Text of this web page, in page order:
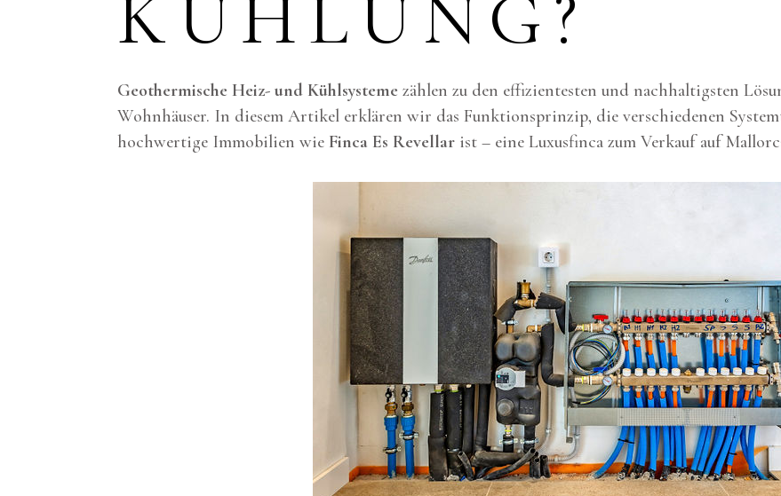
KÜHLUNG?
Geothermische Heiz- und Kühlsysteme zählen zu den effizientesten und nachhaltigsten
Wohnhäuser. In diesem Artikel erklären wir das Funktionsprinzip, die verschiedenen
hochwertige Immobilien wie Finca Es Revellar ist – eine Luxusfinca zum Verkauf auf